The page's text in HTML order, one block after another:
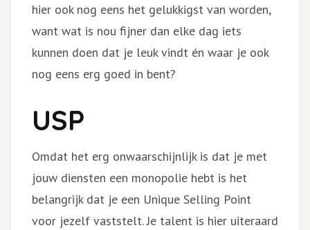
hier ook nog eens het gelukkigst van worden,
want wat is nou fijner dan elke dag iets
kunnen doen dat je leuk vindt én waar je ook
nog eens erg goed in bent?
USP
Omdat het erg onwaarschijnlijk is dat je met
jouw diensten een monopolie hebt is het
belangrijk dat je een Unique Selling Point
voor jezelf vaststelt. Je talent is hier uiteraard